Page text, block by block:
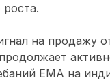
на продажу
ЕМА на